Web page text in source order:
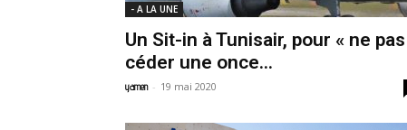
- A LA UNE
Un Sit-in à Tunisair, pour « ne pas
céder une once...
yamen - 19 mai 2020